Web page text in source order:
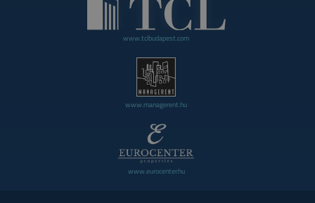
www.tclbudapest.com
www.managerent.hu
www.eurocenter.hu